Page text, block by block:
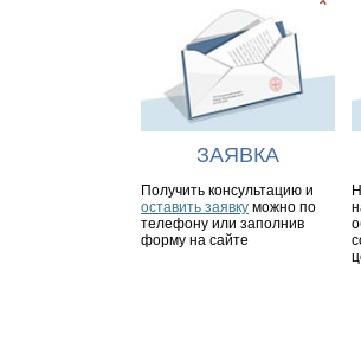
ЗАЯВКА
Получить консультацию и
оставить заявку можно по
телефону или заполнив
форму на сайте